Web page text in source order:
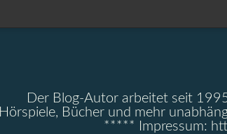
Der Blog-Autor arbeitet seit
Hörspiele, Bücher und mehr
***** Impressum: